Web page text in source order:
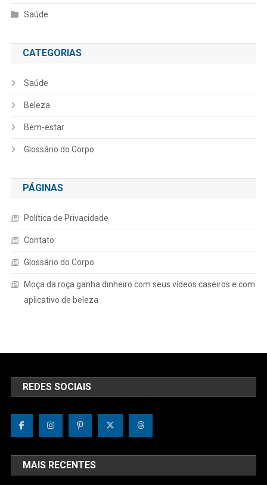
Saúde
CATEGORIAS
Saúde
Beleza
Bem-estar
Glossário do Corpo
PÁGINAS
Política de Privacidade
Contato
Glossário do Corpo
Moça da roça ganha dinheiro com seus vídeos caseiros e com
aplicativo de beleza
REDES SOCIAIS
MAIS RECENTES